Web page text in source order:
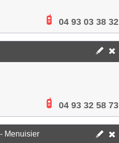
04 93 03 38 32
04 93 32 58 73
- Menuisier